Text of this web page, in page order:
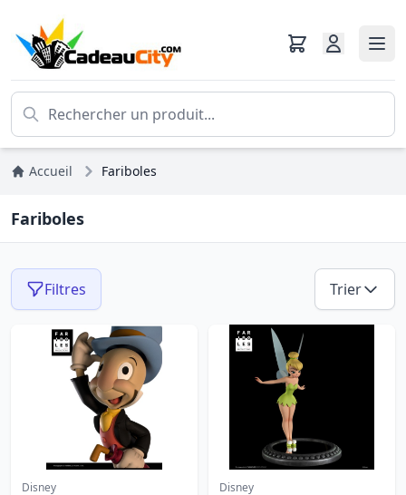
Accueil Fariboles
Fariboles
Filtres Trier
Disney
Disney